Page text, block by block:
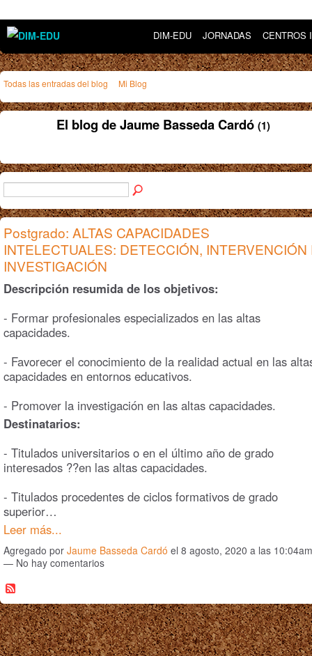
DIM-EDU JORNADAS CENTROS
Todas las entradas del blog Mi Blog
El blog de Jaume Basseda Cardó (1)
Postgrado: ALTAS CAPACIDADES
INTELECTUALES: DETECCIÓN, INTERVENCIÓN
INVESTIGACIÓN
Descripción resumida de los objetivos:
- Formar profesionales especializados en las altas
capacidades.
- Favorecer el conocimiento de la realidad actual en las
capacidades en entornos educativos.
- Promover la investigación en las altas capacidades.
Destinatarios:
- Titulados universitarios o en el último año de grado
interesados ??en las altas capacidades.
- Titulados procedentes de ciclos formativos de grado
superior…
Leer más...
Agregado por Jaume Basseda Cardó el 8 agosto, 2020 a las 10:04am
— No hay comentarios